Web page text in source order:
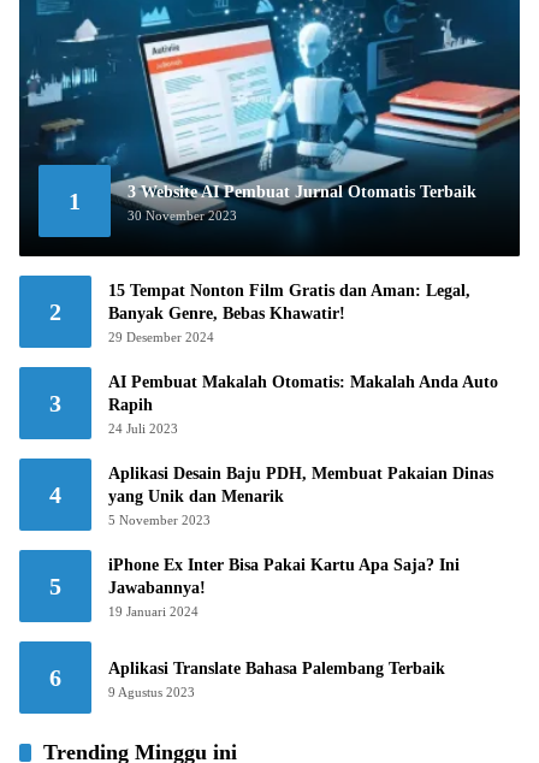
1 3 Website AI Pembuat Jurnal Otomatis Terbaik
30 November 2023
2
15 Tempat Nonton Film Gratis dan Aman: Legal,
Banyak Genre, Bebas Khawatir!
29 Desember 2024
3
AI Pembuat Makalah Otomatis: Makalah Anda Auto
Rapih
24 Juli 2023
4
Aplikasi Desain Baju PDH, Membuat Pakaian Dinas
yang Unik dan Menarik
5 November 2023
5
iPhone Ex Inter Bisa Pakai Kartu Apa Saja? Ini
Jawabannya!
19 Januari 2024
6 Aplikasi Translate Bahasa Palembang Terbaik
9 Agustus 2023
Trending Minggu ini